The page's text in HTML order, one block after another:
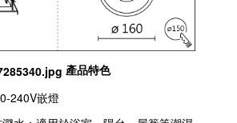
產品特色
240V嵌燈